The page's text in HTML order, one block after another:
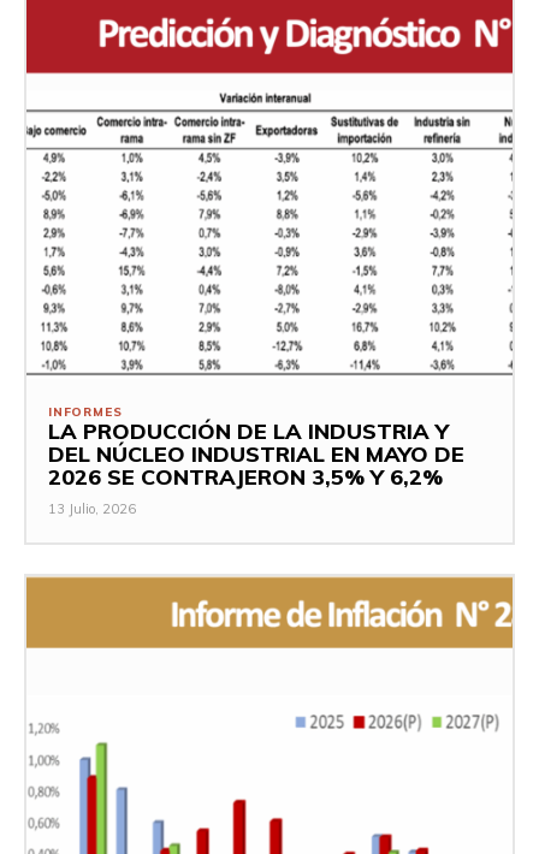
INFORMES
LA PRODUCCIÓN DE LA INDUSTRIA Y
DEL NÚCLEO INDUSTRIAL EN MAYO DE
2026 SE CONTRAJERON 3,5% Y 6,2%
13 Julio, 2026